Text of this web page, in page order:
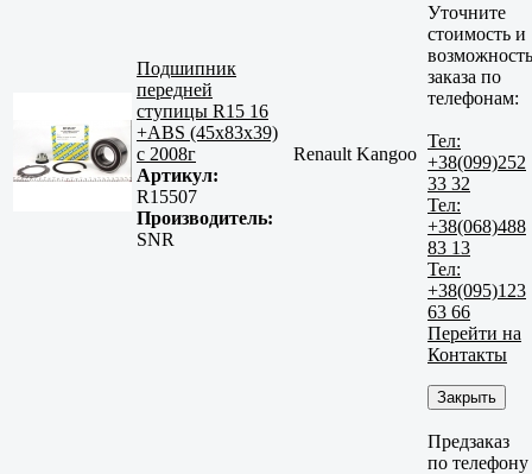
Подшипник
передней
ступицы R15 16
+ABS (45x83x39)
c 2008г
Артикул:
R15507
Производитель:
SNR
Renault Kangoo
Уточните
стоимость и
возможность
заказа по
телефонам:
Тел:
+38(099)252
33 32
Тел:
+38(068)488
83 13
Тел:
+38(095)123
63 66
Перейти на
Контакты
Закрыть
Предзаказ
по телефону